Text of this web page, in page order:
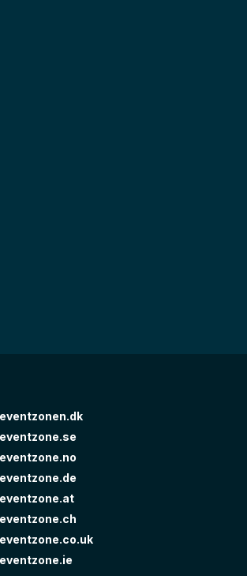
eventzonen.dk
eventzone.se
eventzone.no
eventzone.de
eventzone.at
eventzone.ch
eventzone.co.uk
eventzone.ie